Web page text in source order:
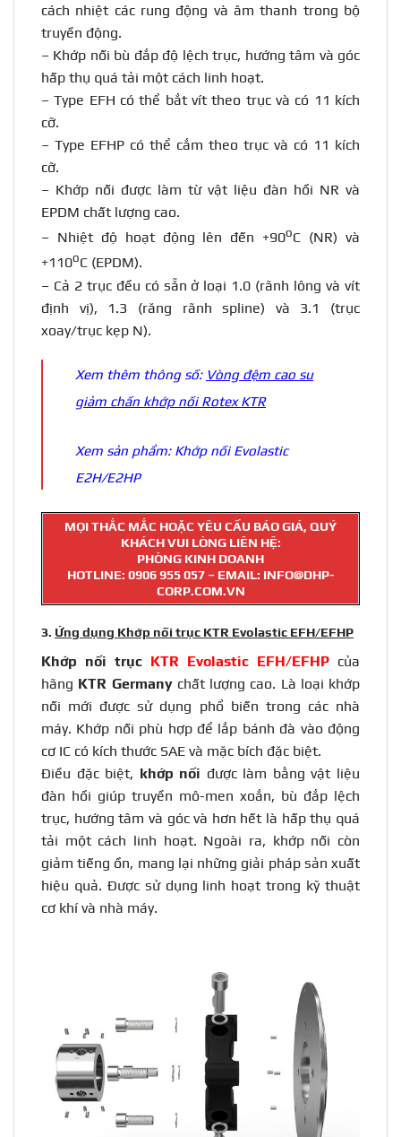
cách nhiệt các rung động và âm thanh trong bộ
truyền động.
– Khớp nối bù đắp độ lệch trục, hướng tâm và góc
hấp thụ quá tải một cách linh hoạt.
– Type EFH có thể bắt vít theo trục và có 11 kích
cỡ.
– Type EFHP có thể cắm theo trục và có 11 kích
cỡ.
– Khớp nối được làm từ vật liệu đàn hồi NR và
EPDM chất lượng cao.
– Nhiệt độ hoạt động lên đến +90oC (NR) và
+110oC (EPDM).
– Cả 2 trục đều có sẵn ở loại 1.0 (rãnh lông và vít
định vị), 1.3 (răng rãnh spline) và 3.1 (trục
xoay/trục kẹp N).
Xem thêm thông số: Vòng đệm cao su
giảm chấn khớp nối Rotex KTR
Xem sản phẩm: Khớp nối Evolastic
E2H/E2HP
MỌI THẮC MẮC HOẶC YÊU CẦU BÁO GIÁ, QUÝ
KHÁCH VUI LÒNG LIÊN HỆ:
PHÒNG KINH DOANH
HOTLINE: 0906 955 057– EMAIL: INFO@DHP-
CORP.COM.VN
3. Ứng dụng Khớp nối trục KTR Evolastic EFH/EFHP
Khớp nối trục KTR Evolastic EFH/EFHP của
hãng KTR Germany chất lượng cao. Là loại khớp
nối mới được sử dụng phổ biến trong các nhà
máy. Khớp nối phù hợp để lắp bánh đà vào động
cơ IC có kích thước SAE và mặc bích đặc biệt.
Điều đặc biệt, khớp nối được làm bằng vật liệu
đàn hồi giúp truyền mô-men xoắn, bù đắp lệch
trục, hướng tâm và góc và hơn hết là hấp thụ quá
tải một cách linh hoạt. Ngoài ra, khớp nối còn
giảm tiếng ồn, mang lại những giải pháp sản xuất
hiệu quả. Được sử dụng linh hoạt trong kỹ thuật
cơ khí và nhà máy.